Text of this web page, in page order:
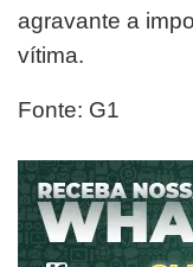
agravante a
vítima.
Fonte: G1